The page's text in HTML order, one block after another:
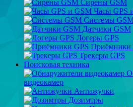
Сирены GSM
Часы GPS
Системы
Датчики GSM
Логеры GPS
Приёмники
Трекеры GPS
Поисковая техника
видеокамер
Антижучки
Дозимтры